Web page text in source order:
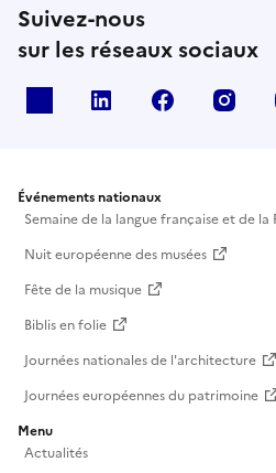
Suivez-nous
sur les réseaux sociaux
Linkedin Facebook
Événements nationaux
Semaine de la langue française et de
Nuit européenne des musées
Fête de la musique
Biblis en folie
Journées nationales de l'architecture
Journées européennes du patrimoine
Menu
Actualités